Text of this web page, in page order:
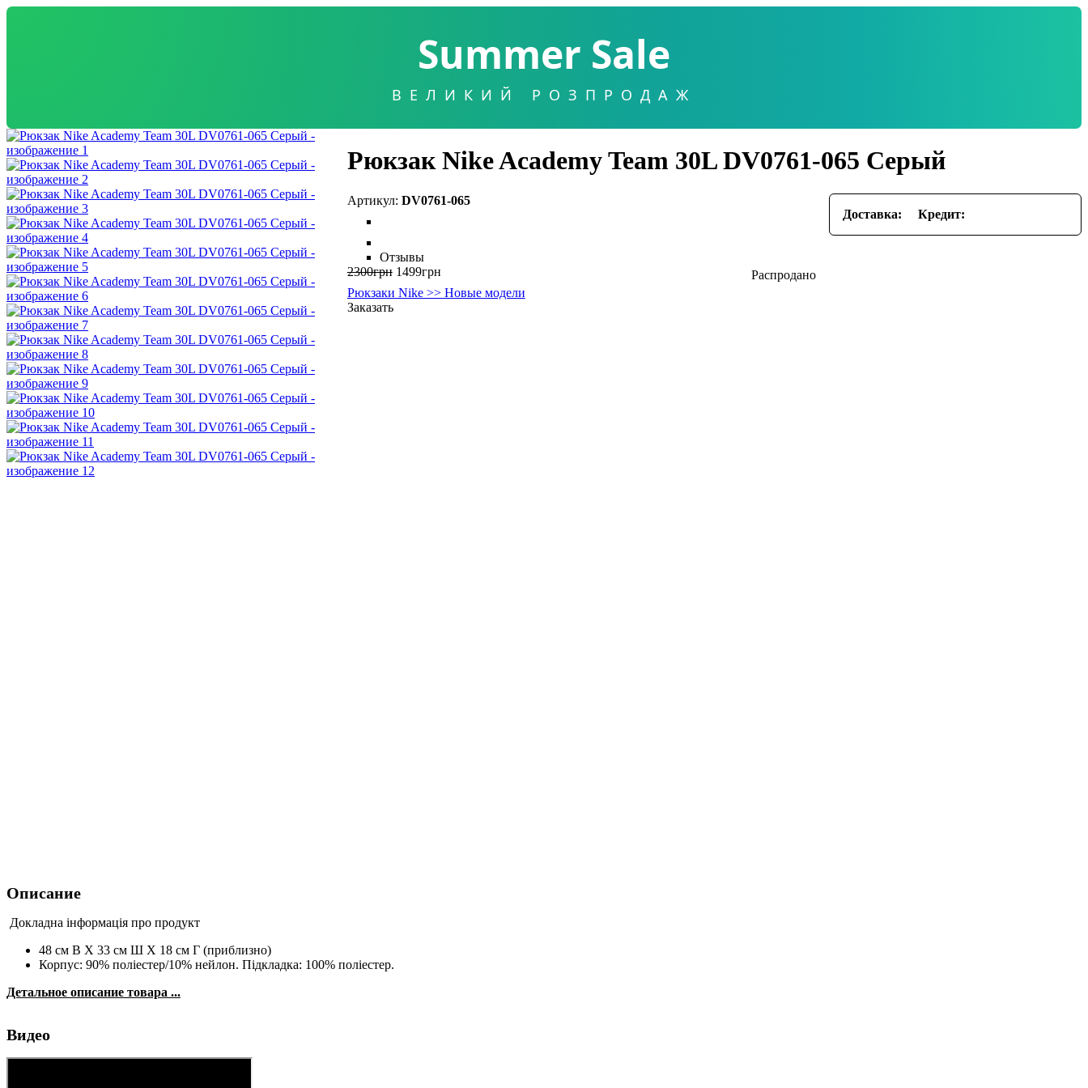
Summer Sale
ВЕЛИКИЙ РОЗПРОДАЖ
Рюкзак Nike Academy Team 30L DV0761-065 Серый
DV0761-065
Отзывы
2300грн 1499грн
Рюкзаки Nike >> Новые модели
Заказать
Доставка: Кредит:
Описание
Докладна інформація про продукт
48 см В X 33 см Ш X 18 см Г (приблизно)
Корпус: 90% поліестер/10% нейлон. Підкладка: 100% поліестер.
Детальное описание товара ...
Видео